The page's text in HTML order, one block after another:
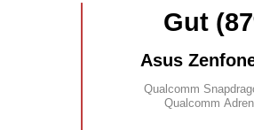
Gut
Asus
Qualcomm
Qualcomm